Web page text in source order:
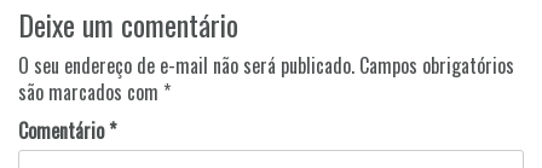
de
Post
Deixe um comentário
O seu endereço de e-mail não será publicado. Campos obrigatórios
são marcados com *
Comentário*